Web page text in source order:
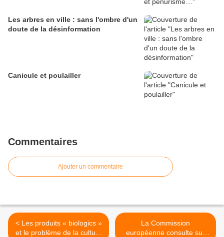
Les arbres en ville : sans l'ombre d'un
doute de la désinformation
Canicule et poulailler
Commentaires
Ajouter un commentaire
< Les produits « biologics »
et le problème de la culture
La Commission
européenne consulte sur